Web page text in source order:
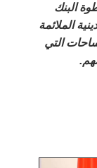
البنك
الملائمة
التي